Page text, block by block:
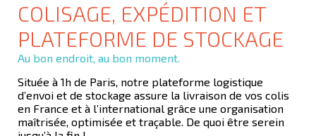
COLISAGE, EXPÉDITION ET
PLATEFORME DE STOCKAGE
Au bon endroit, au bon moment.
Située à 1h de Paris, notre plateforme logistique
d’envoi et de stockage assure la livraison de vos colis
en France et à l’international grâce une organisation
maîtrisée, optimisée et traçable. De quoi être serein